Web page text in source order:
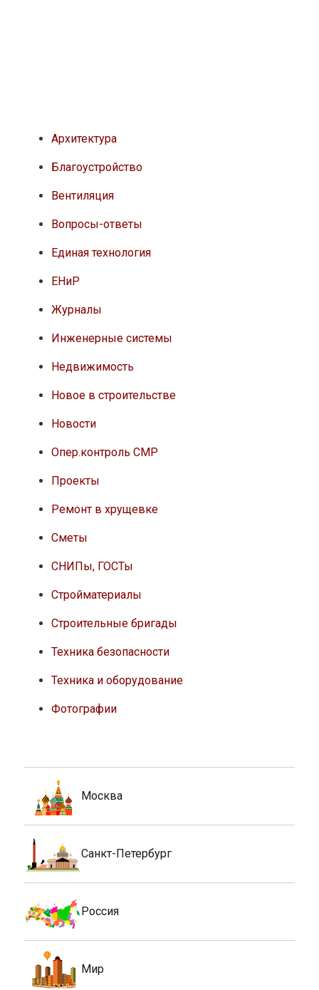
Архитектура
Благоустройство
Вентиляция
Вопросы-ответы
Единая технология
ЕНиР
Журналы
Инженерные системы
Недвижимость
Новое в строительстве
Новости
Опер.контроль СМР
Проекты
Ремонт в хрущевке
Сметы
СНИПы, ГОСТы
Стройматериалы
Строительные бригады
Техника безопасности
Техника и оборудование
Фотографии
Москва
Санкт-Петербург
Россия
Мир